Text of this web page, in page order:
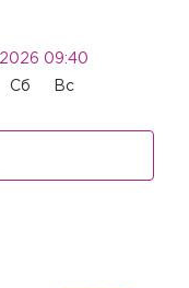
09:40
Сб Вс